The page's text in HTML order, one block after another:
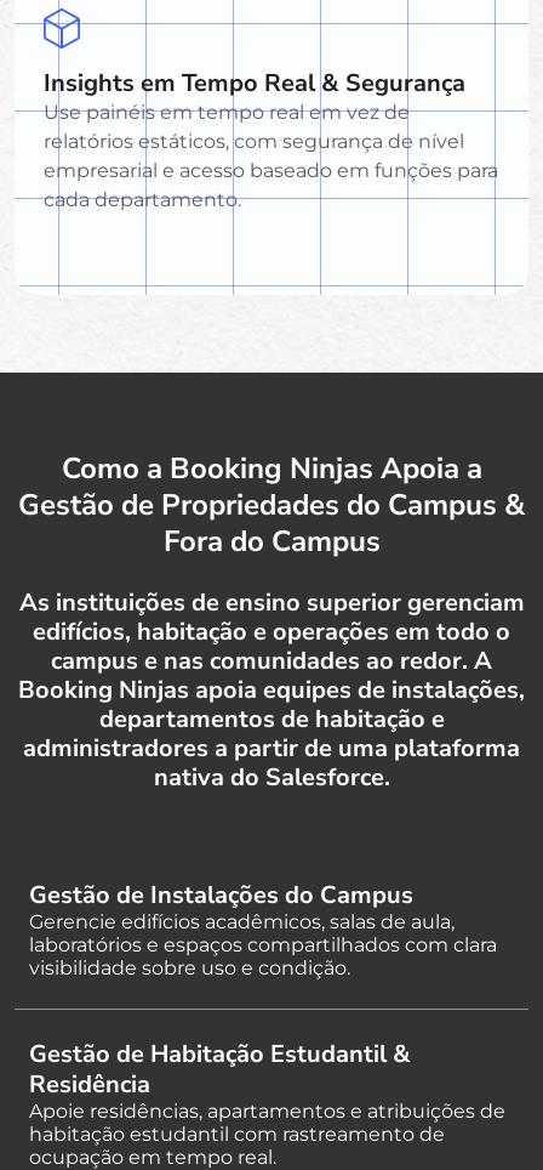
Insights em Tempo Real & Segurança
Use painéis em tempo real em vez de
relatórios estáticos, com segurança de nível
empresarial e acesso baseado em funções para
cada departamento.
Como a Booking Ninjas Apoia a
Gestão de Propriedades do Campus &
Fora do Campus
As instituições de ensino superior gerenciam
edifícios, habitação e operações em todo o
campus e nas comunidades ao redor. A
Booking Ninjas apoia equipes de instalações,
departamentos de habitação e
administradores a partir de uma plataforma
nativa do Salesforce.
Gestão de Instalações do Campus
Gerencie edifícios acadêmicos, salas de aula,
laboratórios e espaços compartilhados com clara
visibilidade sobre uso e condição.
Gestão de Habitação Estudantil &
Residência
Apoie residências, apartamentos e atribuições de
habitação estudantil com rastreamento de
ocupação em tempo real.